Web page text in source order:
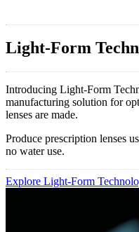
Light-Form
Introducing Light-Form
manufacturing solution for
lenses are made.
Produce prescription lenses
no water use.
Explore Light-Form